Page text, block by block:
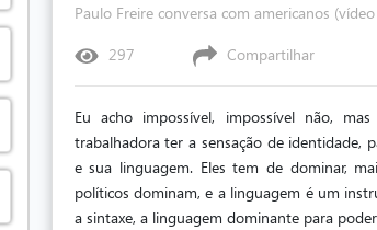
Paulo Freire conversa com americanos
297
Compartilhar
Eu acho impossível, impossível não,
trabalhadora ter a sensação de identidade,
e sua linguagem. Eles tem de dominar,
políticos dominam, e a linguagem é um
a sintaxe, a linguagem dominante para